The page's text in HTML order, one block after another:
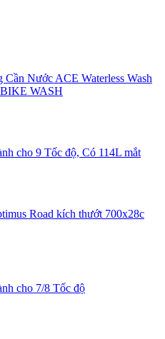
Nước ACE Waterless Wash
WASH
cho 9 Tốc độ, Có 114L mắt
Road kích thướt 700x28c
cho 7/8 Tốc độ